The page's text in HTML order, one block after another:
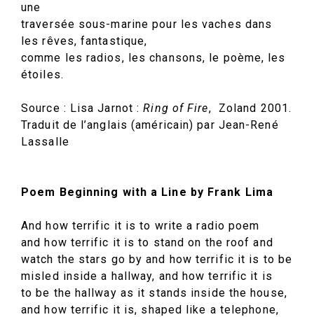
une
traversée sous-marine pour les vaches dans
les rêves, fantastique,
comme les radios, les chansons, le poème, les
étoiles.
Source : Lisa Jarnot :Ring of Fire, Zoland 2001.
Traduit de l’anglais (américain) par Jean-René
Lassalle
Poem Beginning with a Line by Frank Lima
And how terrific it is to write a radio poem
and how terrific it is to stand on the roof and
watch the stars go by and how terrific it is to be
misled inside a hallway, and how terrific it is
to be the hallway as it stands inside the house,
and how terrific it is, shaped like a telephone,